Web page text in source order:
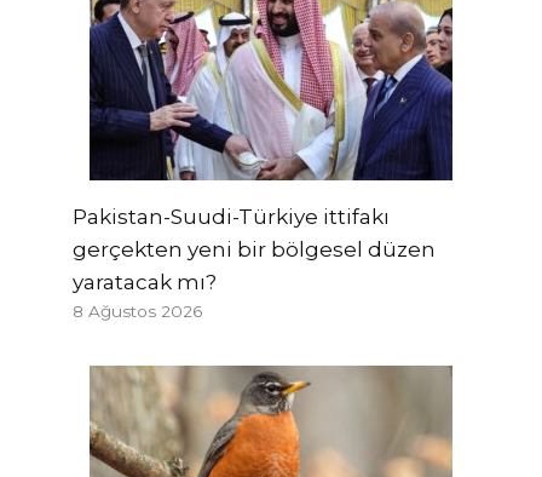
Pakistan-Suudi-Türkiye ittifakı
gerçekten yeni bir bölgesel düzen
yaratacak mı?
8 Ağustos 2026